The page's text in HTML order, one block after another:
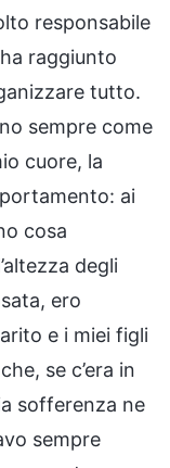
responsabile
raggiunto
tutto.
sempre come
cuore, la
ai
cosa
degli
ero
e i miei figli
se c’era in
sofferenza ne
sempre